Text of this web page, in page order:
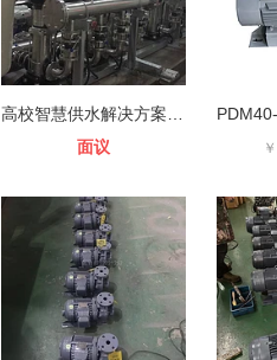
面议
￥